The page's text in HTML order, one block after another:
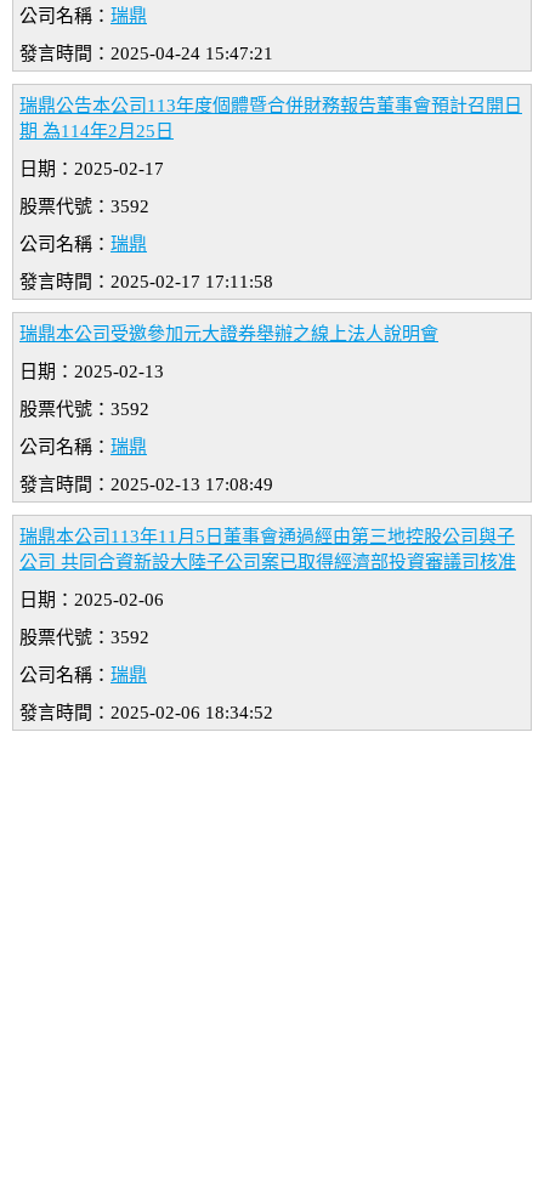
公司名稱： 瑞鼎
發言時間：2025-04-24 15:47:21
瑞鼎公告本公司113年度個體暨合併財務報告董事會預計召開日
期 為114年2月25日
日期：2025-02-17
股票代號：3592
公司名稱： 瑞鼎
發言時間：2025-02-17 17:11:58
瑞鼎本公司受邀參加元大證券舉辦之線上法人說明會
日期：2025-02-13
股票代號：3592
公司名稱： 瑞鼎
發言時間：2025-02-13 17:08:49
瑞鼎本公司113年11月5日董事會通過經由第三地控股公司與子
公司 共同合資新設大陸子公司案已取得經濟部投資審議司核准
日期：2025-02-06
股票代號：3592
公司名稱： 瑞鼎
發言時間：2025-02-06 18:34:52